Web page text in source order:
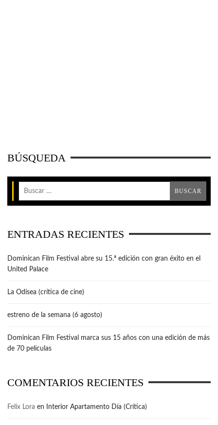
BÚSQUEDA
ENTRADAS RECIENTES
Dominican Film Festival abre su 15.ª edición con gran éxito en el
United Palace
La Odisea (crítica de cine)
estreno de la semana (6 agosto)
Dominican Film Festival marca sus 15 años con una edición de más
de 70 películas
COMENTARIOS RECIENTES
Felix Lora en Interior Apartamento Día (Crítica)